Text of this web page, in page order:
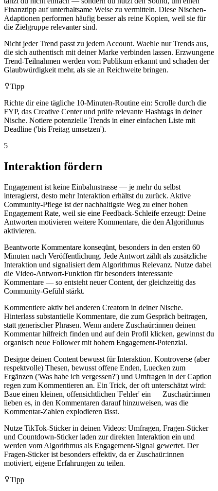
Finanztipp auf unterhaltsame Weise zu vermitteln. Diese Nischen-
Adaptionen performen häufig besser als reine Kopien, weil sie für
die Zielgruppe relevanter sind.
Nicht jeder Trend passt zu jedem Account. Waehle nur Trends aus,
die sich authentisch mit deiner Marke verbinden lassen. Erzwungene
Trend-Teilnahmen werden vom Publikum erkannt und schaden der
Glaubwürdigkeit mehr, als sie an Reichweite bringen.
Tipp
Richte dir eine tägliche 10-Minuten-Routine ein: Scrolle durch die
FYP, das Creative Center und prüfe relevante Hashtags in deiner
Nische. Notiere potenzielle Trends in einer einfachen Liste mit
Deadline ('bis Freitag umsetzen').
5
Interaktion fördern
Engagement ist keine Einbahnstrasse — je mehr du selbst
interagierst, desto mehr Interaktion erhältst du zurück. Aktive
Community-Pflege ist der nachhaltigste Weg zu einer hohen
Engagement Rate, weil sie eine Feedback-Schleife erzeugt: Deine
Antworten motivieren weitere Kommentare, die den Algorithmus
aktivieren.
Beantworte Kommentare konseqünt, besonders in den ersten 60
Minuten nach Veröffentlichung. Jede Antwort zählt als zusätzliche
Interaktion und signalisiert dem Algorithmus Relevanz. Nutze dabei
die Video-Antwort-Funktion für besonders interessante
Kommentare — so entsteht neuer Content, der gleichzeitig das
Community-Gefühl stärkt.
Kommentiere aktiv bei anderen Creatorn in deiner Nische.
Hinterlass substantielle Kommentare, die zum Gespräch beitragen,
statt generischer Phrasen. Wenn andere Zuschaür:innen deinen
Kommentar hilfreich finden und auf dein Profil klicken, gewinnst du
organisch neue Follower mit hohem Engagement-Potenzial.
Designe deinen Content bewusst für Interaktion. Kontroverse (aber
respektvolle) Thesen, bewusst offene Enden, Luecken zum
Ergänzen ('Was habe ich vergessen?') und Umfragen in der Caption
regen zum Kommentieren an. Ein Trick, der oft unterschätzt wird:
Baue einen kleinen, offensichtlichen 'Fehler' ein — Zuschaür:innen
lieben es, in den Kommentaren darauf hinzuweisen, was die
Kommentar-Zahlen explodieren lässt.
Nutze TikTok-Sticker in deinen Videos: Umfragen, Fragen-Sticker
und Countdown-Sticker laden zur direkten Interaktion ein und
werden vom Algorithmus als Engagement-Signal gewertet. Der
Fragen-Sticker ist besonders effektiv, da er Zuschaür:innen
motiviert, eigene Erfahrungen zu teilen.
Tipp